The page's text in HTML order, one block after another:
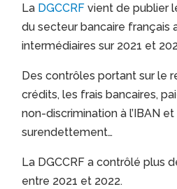
La DGCCRF vient de publier
du secteur bancaire français
intermédiaires sur 2021 et
Des contrôles portant sur le
crédits, les frais bancaires,
non-discrimination à l’IBAN
surendettement…
La DGCCRF a contrôlé plus
entre 2021 et 2022.